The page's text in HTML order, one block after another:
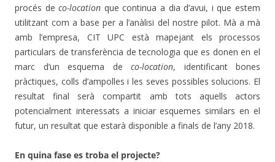
procés de co-location que continua a dia d’avui, i que estem
utilitzant com a base per a l’anàlisi del nostre pilot. Mà a mà
amb l’empresa, CIT UPC està mapejant els processos
particulars de transferència de tecnologia que es donen en el
marc d’un esquema de co-location, identificant bones
pràctiques, colls d’ampolles i les seves possibles solucions. El
resultat final serà compartit amb tots aquells actors
potencialment interessats a iniciar esquemes similars en el
futur, un resultat que estarà disponible a finals de l’any 2018.
En quina fase es troba el projecte?